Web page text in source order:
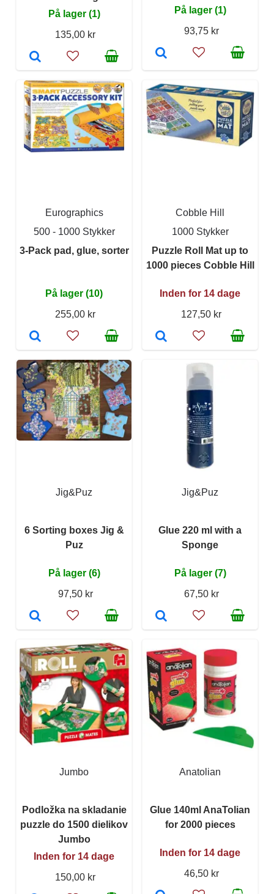
På lager (1)
135,00 kr
På lager (1)
93,75 kr
Eurographics
500 - 1000 Stykker
3-Pack pad, glue, sorter
På lager (10)
255,00 kr
Cobble Hill
1000 Stykker
Puzzle Roll Mat up to
1000 pieces Cobble Hill
Inden for 14 dage
127,50 kr
Jig&Puz
6 Sorting boxes Jig &
Puz
På lager (6)
97,50 kr
Jig&Puz
Glue 220 ml with a
Sponge
På lager (7)
67,50 kr
Jumbo
Podložka na skladanie
puzzle do 1500 dielikov
Jumbo
Inden for 14 dage
150,00 kr
Anatolian
Glue 140ml AnaTolian
for 2000 pieces
Inden for 14 dage
46,50 kr